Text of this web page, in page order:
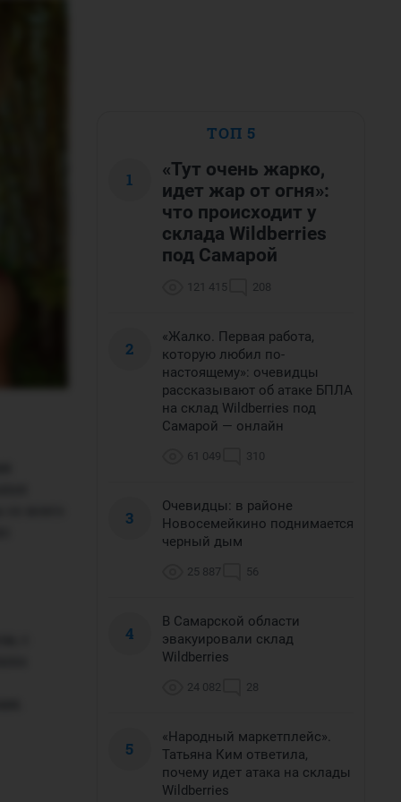
ТОП 5
1
«Тут очень жарко,
идет жар от огня»:
что происходит у
склада Wildberries
под Самарой
121 415 208
2
«Жалко. Первая работа,
которую любил по-
настоящему»: очевидцы
рассказывают об атаке БПЛА
на склад Wildberries под
Самарой — онлайн
61 049 310
3
Очевидцы: в районе
Новосемейкино поднимается
черный дым
25 887 56
4
В Самарской области
эвакуировали склад
Wildberries
24 082 28
5
«Народный маркетплейс».
Татьяна Ким ответила,
почему идет атака на склады
Wildberries